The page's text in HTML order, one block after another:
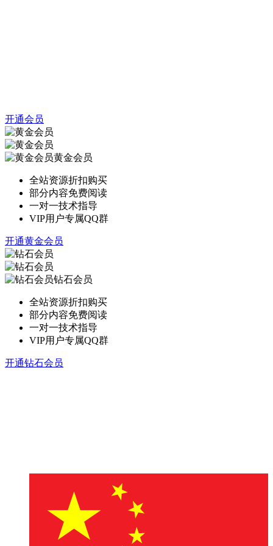
开通会员
黄金会员
全站资源折扣购买
部分内容免费阅读
一对一技术指导
VIP用户专属QQ群
开通黄金会员
钻石会员
全站资源折扣购买
部分内容免费阅读
一对一技术指导
VIP用户专属QQ群
开通钻石会员